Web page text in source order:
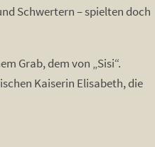
Schwertern – spielten doch
Grab, dem von „Sisi“.
Kaiserin Elisabeth, die